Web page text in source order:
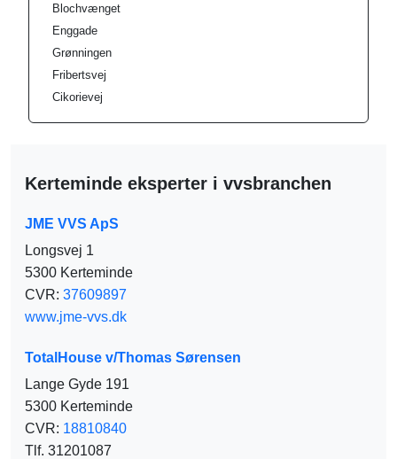
Blochvænget
Enggade
Grønningen
Fribertsvej
Cikorievej
Kerteminde eksperter i vvsbranchen
JME VVS ApS
Longsvej 1
5300 Kerteminde
CVR: 37609897
www.jme-vvs.dk
TotalHouse v/Thomas Sørensen
Lange Gyde 191
5300 Kerteminde
CVR: 18810840
Tlf. 31201087